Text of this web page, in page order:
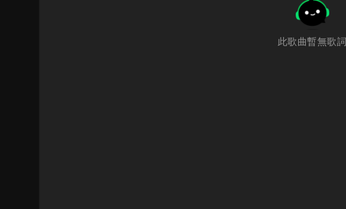
此歌曲暫無歌詞